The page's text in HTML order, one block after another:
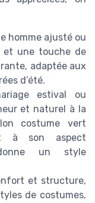
homme ajusté ou
et une touche de
adaptée aux
d’été.
estival ou
et naturel à la
costume vert
à son aspect
un style
et structure,
de costumes,